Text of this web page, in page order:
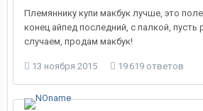
Племяннику купи макбук лучше, это
конец айпед последний, с палкой, пусть
случаем, продам макбук!
13 ноября 2015 19 619 ответов